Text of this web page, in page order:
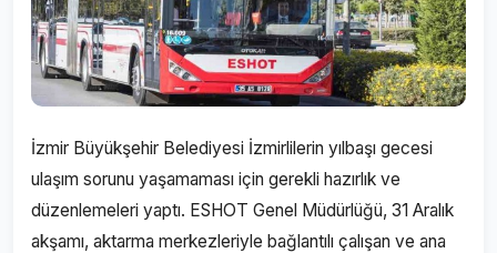
İzmir Büyükşehir Belediyesi İzmirlilerin yılbaşı gecesi
ulaşım sorunu yaşamaması için gerekli hazırlık ve
düzenlemeleri yaptı. ESHOT Genel Müdürlüğü, 31 Aralık
akşamı, aktarma merkezleriyle bağlantılı çalışan ve ana